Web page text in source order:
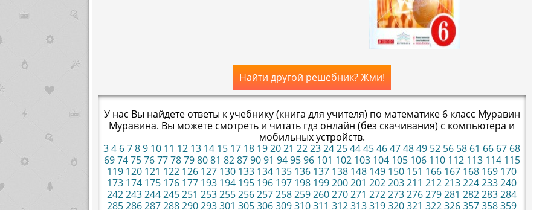
Найти другой решебник? Жми!
У нас Вы найдете ответы к учебнику (книга для учителя) по математике 6 класс Муравин
Муравина. Вы можете смотреть и читать гдз онлайн (без скачивания) с компьютера и
мобильных устройств.
34 6789 10 11 12 13 14 15 17 18 192021 22232425444546474849 52 56 58 61 66 67 68
697475767778798081 82879091 949596101 102103104105106110112113114115
119 120 121 122 126 127 130 133 134 135 136 137 138 148 149 150 151 166 167 168 169 170
173 174 175 176 177 193 194 195 196 197 198 199200201 202203211 212213224233240
242243244245251 253255256257258259260270271 272273276279281 282283284
285286287288290293301 305306309310311 312313319320321 322326357358359